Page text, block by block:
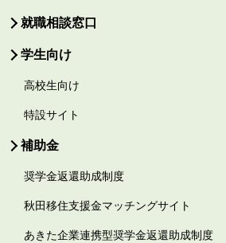
就職相談窓口
学生向け
高校生向け
特設サイト
補助金
奨学金返還助成制度
秋田移住支援金マッチングサイト
あきた企業連携型奨学金返還助成制度